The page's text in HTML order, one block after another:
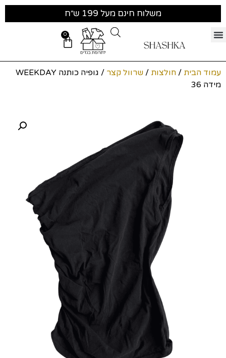
משלוח חינם מעל 199 ש״ח
0
עמוד הבית / חולצות / שרוול קצר
/ גופיה כותנה WEEKDAY
מידה 36